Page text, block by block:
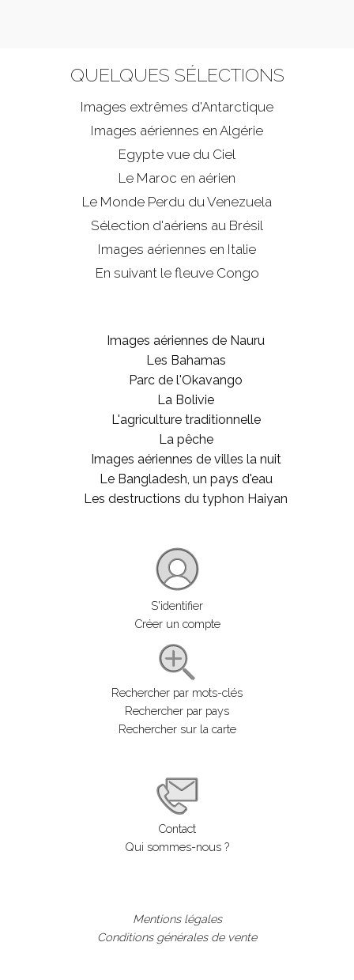
QUELQUES SÉLECTIONS
Images extrêmes d'Antarctique
Images aériennes en Algérie
Egypte vue du Ciel
Le Maroc en aérien
Le Monde Perdu du Venezuela
Sélection d'aériens au Brésil
Images aériennes en Italie
En suivant le fleuve Congo
Images aériennes de Nauru
Les Bahamas
Parc de l'Okavango
La Bolivie
L'agriculture traditionnelle
La pêche
Images aériennes de villes la nuit
Le Bangladesh, un pays d'eau
Les destructions du typhon Haiyan
S'identifier
Créer un compte
Rechercher par mots-clés
Rechercher par pays
Rechercher sur la carte
Contact
Qui sommes-nous ?
Mentions légales
Conditions générales de vente